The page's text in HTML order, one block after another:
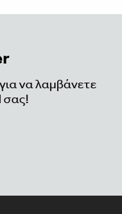
να λαμβάνετε
σας!